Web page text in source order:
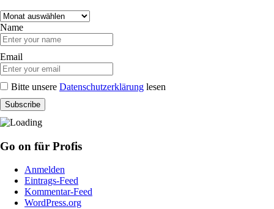
Archive
Name
Email
Bitte unsere Datenschutzerklärung lesen
Go on für Profis
Anmelden
Eintrags-Feed
Kommentar-Feed
WordPress.org